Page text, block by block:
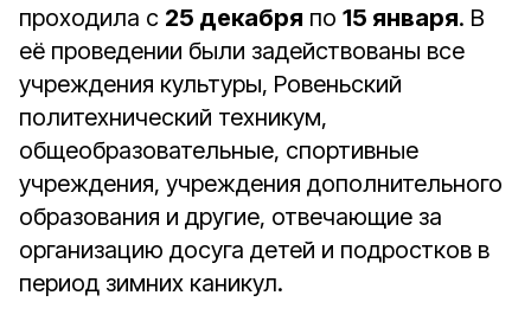
проходила с 25 декабря по 15 января. В
её проведении были задействованы все
учреждения культуры, Ровеньский
политехнический техникум,
общеобразовательные, спортивные
учреждения, учреждения дополнительного
образования и другие, отвечающие за
организацию досуга детей и подростков в
период зимних каникул.